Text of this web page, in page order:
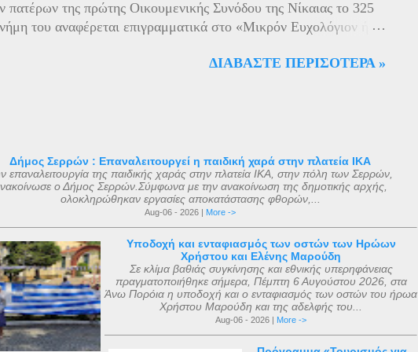
κειμήλια στον Αυτοκράτορα Παύλο Α΄ της Ρωσίας, ο οποίος
τότε στο Γκάτσινα. Το φθινόπωρο του ίδιου έτους, τα ιερά αυτά
ανάκτορα, μέσα στον ναό αφιερωμένο ...
πατέρων της πρώτης Οικουμενικής Συνόδου της Νίκαιας το 325
του αναφέρεται επιγραμματικά στο «Μικρόν Ευχολόγιον ή
του Αγίου Μάριου, έγινε μετά από όραμα ενός πεντάχρονου
με εισφορές από την κηδεία της αείμνηστης Μαρίας Σπύρου
άλλες εισφορές. Ο ακριβής αριθμός των μελών της
βάση τις διαθέσιμες πηγές, δεν μπορεί να καθοριστεί ακριβώς
σήμερα. Ο αριθμός που επικράτησε από μεταγενέστερες πηγές
ήταν ο αριθμός 318. Ο Ευσέβιος της Καισαρείας τους αριθμεί
Αλεξανδρείας 318, και ο Ευστάθιος Α...
ΔΙΑΒΆΣΤΕ ΠΕΡΙΣΌΤΕΡΑ »
Δήμος Σερρών : Επαναλειτουργεί η παιδική χαρά στην πλατεία ΙΚΑ
επαναλειτουργία της παιδικής χαράς στην πλατεία ΙΚΑ, στην πόλη των Σερρών,
ο Δήμος Σερρών.Σύμφωνα με την ανακοίνωση της δημοτικής αρχής,
ολοκληρώθηκαν εργασίες αποκατάστασης φθορών,...
Aug-06 - 2026 | More ->
Υποδοχή και ενταφιασμός των οστών των Ηρώων
Χρήστου και Ελένης Μαρούδη
Σε κλίμα βαθιάς συγκίνησης και εθνικής υπερηφάνειας
πραγματοποιήθηκε σήμερα, Πέμπτη 6 Αυγούστου 2026, στα
Άνω Πορόια η υποδοχή και ο ενταφιασμός των οστών του ήρωα
Χρήστου Μαρούδη και της αδελφής του...
Aug-06 - 2026 | More ->